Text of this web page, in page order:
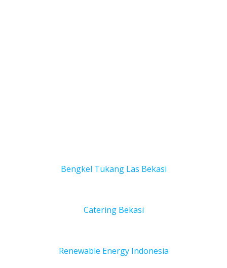
Bengkel Tukang Las Bekasi
Catering Bekasi
Renewable Energy Indonesia